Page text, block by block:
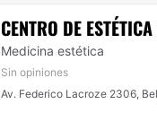
CENTRO DE
Medicina estética
Sin opiniones
Av. Federico Lacroze 2306,